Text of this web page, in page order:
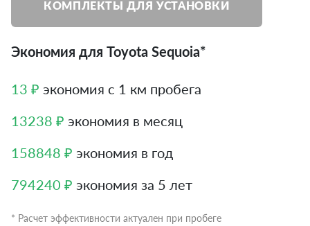
КОМПЛЕКТЫ ДЛЯ УСТАНОВКИ
Экономия для Toyota Sequoia*
13 ₽ экономия с 1 км пробега
13238 ₽ экономия в месяц
158848 ₽ экономия в год
794240 ₽ экономия за 5 лет
* Расчет эффективности актуален при пробеге